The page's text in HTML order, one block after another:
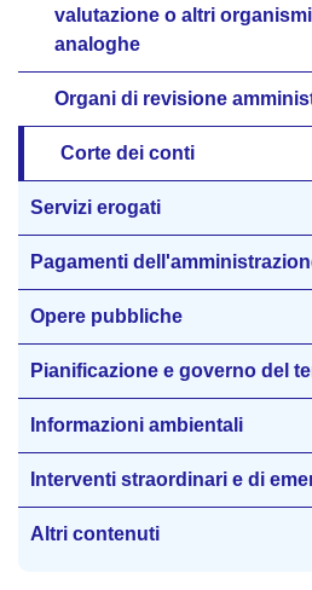
valutazione o altri
analoghe
Organi di revisione
Corte dei conti
Servizi erogati
Pagamenti
Opere pubbliche
Pianificazione e governo del
Informazioni ambientali
Interventi straordinari e di
Altri contenuti